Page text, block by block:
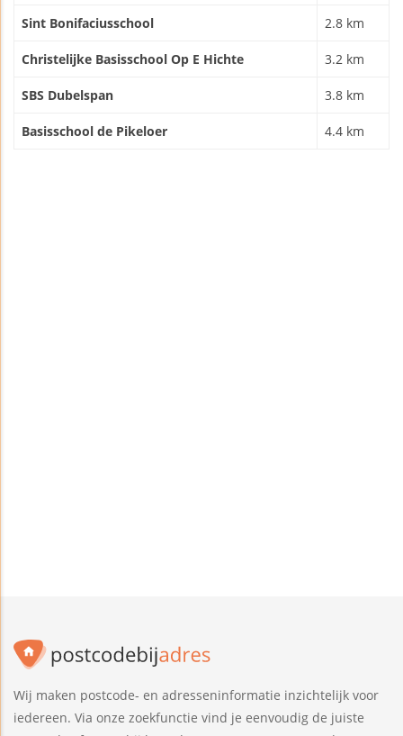
Sint Bonifaciusschool 2.8 km
Christelijke Basisschool Op E Hichte 3.2 km
SBS Dubelspan 3.8 km
Basisschool de Pikeloer 4.4 km
Wij maken postcode- en adresseninformatie inzichtelijk voor
iedereen. Via onze zoekfunctie vind je eenvoudig de juiste